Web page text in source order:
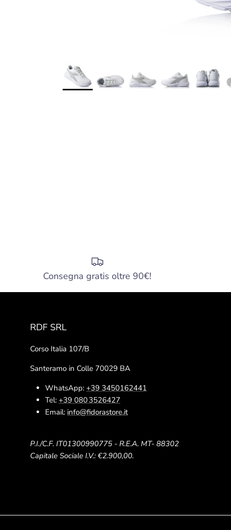
Consegna gratis oltre 90€!
RDF SRL
Corso Italia 107/B
Santeramo in Colle 70029 BA
WhatsApp: +39 3450162441
Tel: +39 080 3526427
Email: info@fidorastore.it
P.I./C.F. IT01300990775 - R.E.A. MT- 88302
Capitale Sociale I.V.: €2.900,00.